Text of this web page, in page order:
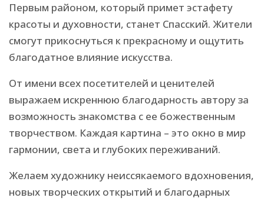
Первым районом, который примет эстафету
красоты и духовности, станет Спасский. Жители
смогут прикоснуться к прекрасному и ощутить
благодатное влияние искусства.
От имени всех посетителей и ценителей
выражаем искреннюю благодарность автору за
возможность знакомства с ее божественным
творчеством. Каждая картина – это окно в мир
гармонии, света и глубоких переживаний.
Желаем художнику неиссякаемого вдохновения,
новых творческих открытий и благодарных